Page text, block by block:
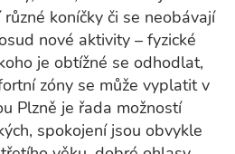
koníčky či se neobávají
nové aktivity – fyzické
je obtížné se odhodlat,
zóny se může vyplatit v
Plzně je řada možností
spokojení jsou obvykle